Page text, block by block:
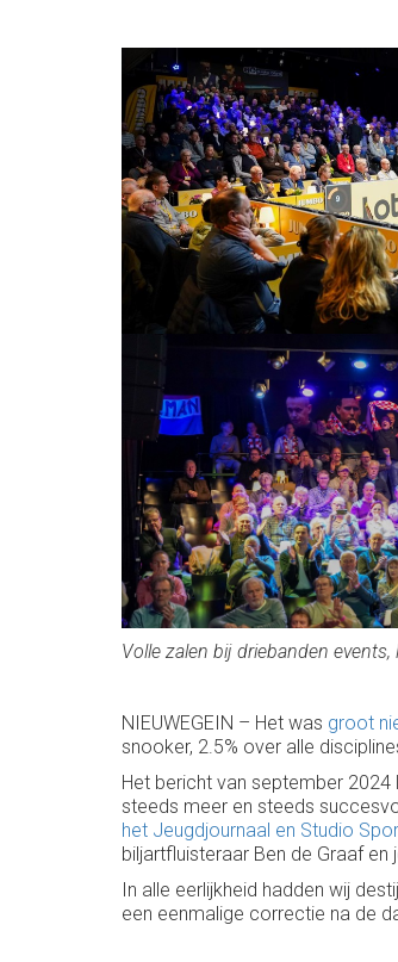
Volle zalen bij driebanden events,
NIEUWEGEIN – Het was groot
snooker, 2.5% over alle
Het bericht van september 2024
steeds meer en steeds
het Jeugdjournaal en Studio
biljartfluisteraar Ben de Graaf
In alle eerlijkheid hadden wij
een eenmalige correctie na de